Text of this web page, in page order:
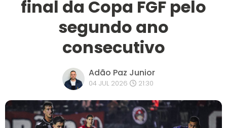
final da Copa FGF pelo
segundo ano
consecutivo
Adão Paz Junior
04 JUL 2026 21:30